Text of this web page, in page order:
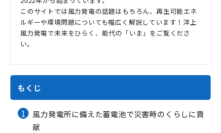
このサイトでは風力発電の話題はもちろん、再生可能エネ
ルギーや環境問題についても幅広く解説しています！洋上
風力発電で未来をひらく、能代の「いま」をご覧くださ
い。
もくじ
1
風力発電所に備えた蓄電池で災害時のくらしに貢
献